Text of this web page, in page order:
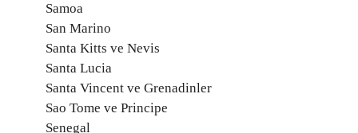
Samoa
San Marino
Santa Kitts ve Nevis
Santa Lucia
Santa Vincent ve Grenadinler
Sao Tome ve Principe
Senegal